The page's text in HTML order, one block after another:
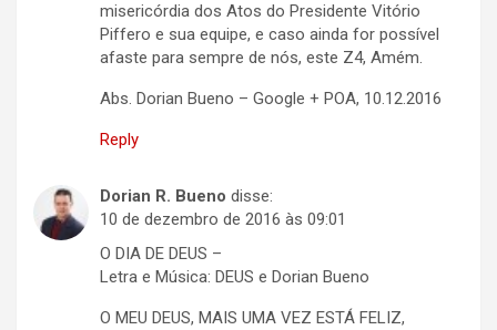
misericórdia dos Atos do Presidente Vitório
Piffero e sua equipe, e caso ainda for possível
afaste para sempre de nós, este Z4, Amém.
Abs. Dorian Bueno – Google + POA, 10.12.2016
Reply
Dorian R. Bueno disse:
10 de dezembro de 2016 às 09:01
O DIA DE DEUS –
Letra e Música: DEUS e Dorian Bueno
O MEU DEUS, MAIS UMA VEZ ESTÁ FELIZ,